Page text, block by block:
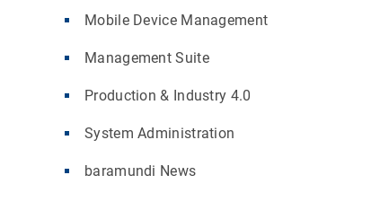
Mobile Device Management
Management Suite
Production & Industry 4.0
System Administration
baramundi News